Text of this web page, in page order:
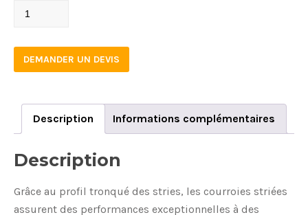
PJ1222/8
DEMANDER UN DEVIS
Description Informations complémentaires
Description
Grâce au profil tronqué des stries, les courroies striées
assurent des performances exceptionnelles à des